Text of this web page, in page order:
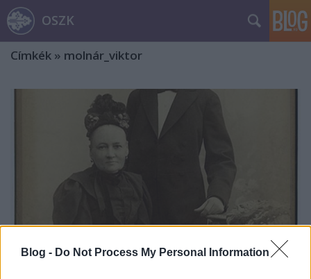
Blog - Do Not Process My Personal Information
OSZK
Címkék » molnár_viktor